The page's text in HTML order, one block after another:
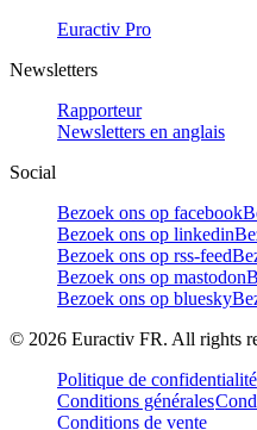
Euractiv Pro
Newsletters
Rapporteur
Newsletters en anglais
Social
Bezoek ons op facebook
Bezoek ons op linkedin
Bezoek ons op rss-feed
Bezoek ons op mastodon
Bezoek ons op bluesky
© 2026 Euractiv FR. All rights
Politique de confidentialité
Conditions générales
Conditions de vente